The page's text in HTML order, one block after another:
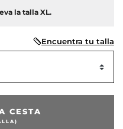
la talla XL.
Encuentra tu talla
CESTA